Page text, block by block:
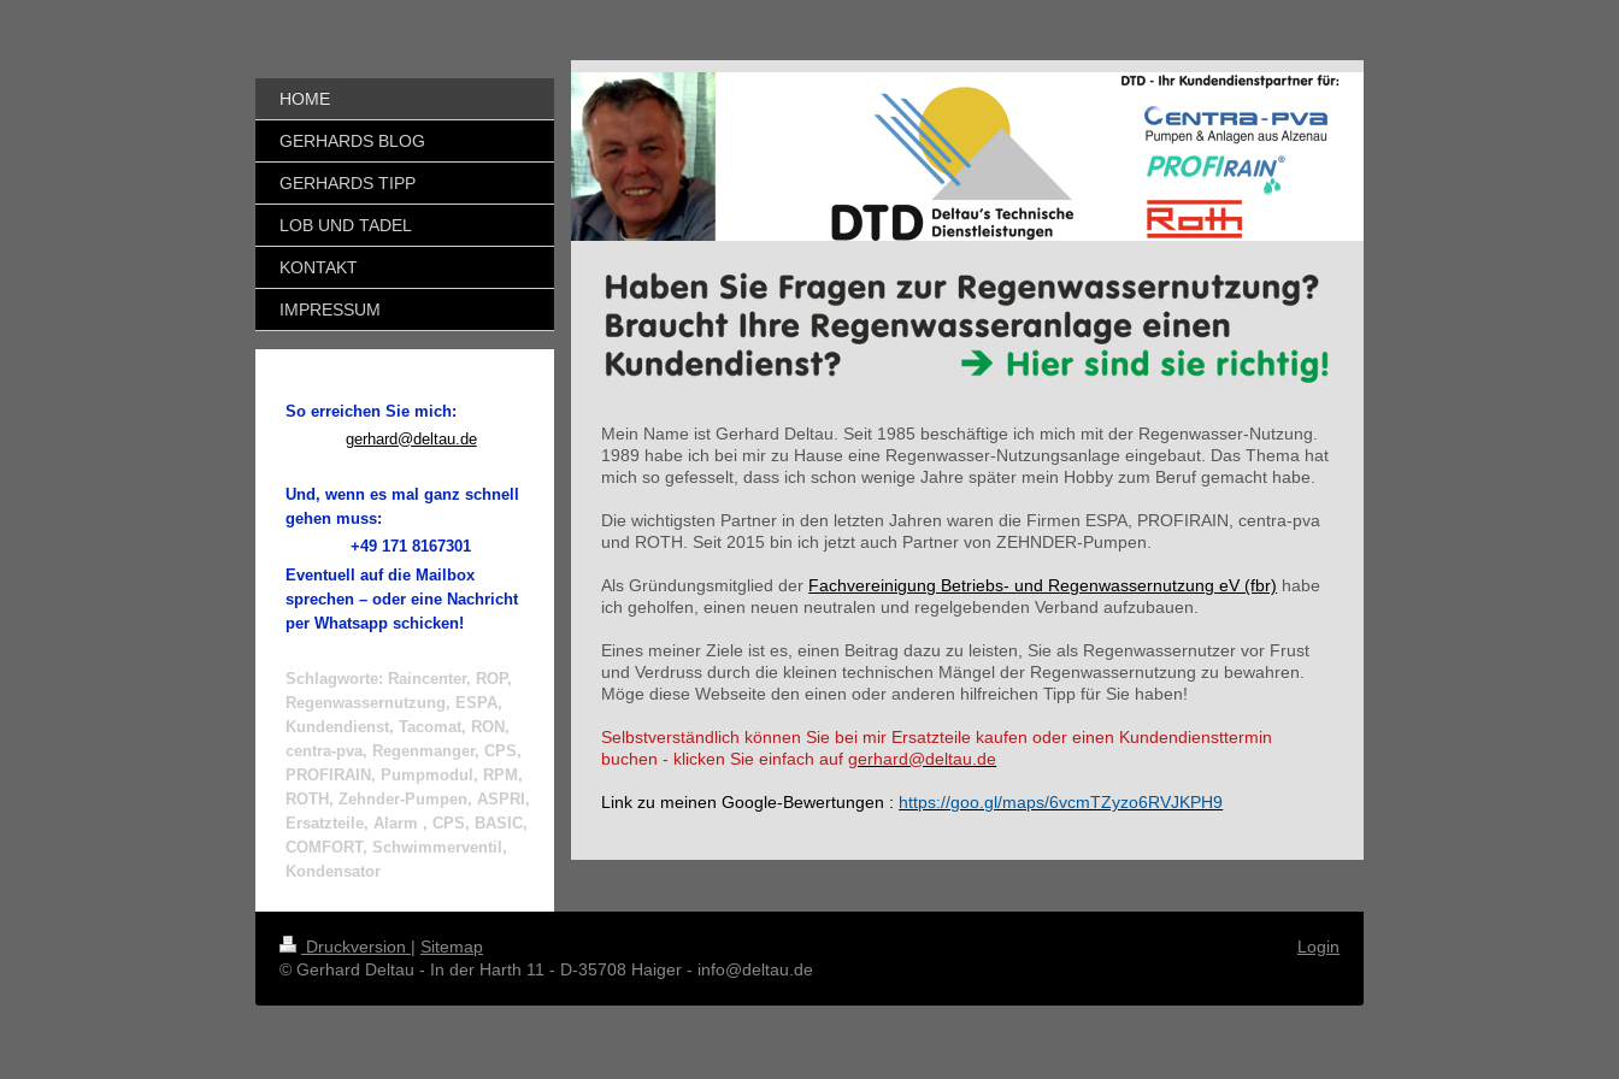
Mein Name ist Gerhard Deltau. Seit 1985 beschäftige ich mich mit der Regenwasser-Nutzung.
1989 habe ich bei mir zu Hause eine Regenwasser-Nutzungsanlage eingebaut. Das Thema hat
mich so gefesselt, dass ich schon wenige Jahre später mein Hobby zum Beruf gemacht habe.
Die wichtigsten Partner in den letzten Jahren waren die Firmen ESPA, PROFIRAIN, centra-pva
und ROTH. Seit 2015 bin ich jetzt auch Partner von ZEHNDER-Pumpen.
Als Gründungsmitglied der Fachvereinigung Betriebs- und Regenwassernutzung eV (fbr) habe
ich geholfen, einen neuen neutralen und regelgebenden Verband aufzubauen.
Eines meiner Ziele ist es, einen Beitrag dazu zu leisten, Sie als Regenwassernutzer vor Frust
und Verdruss durch die kleinen technischen Mängel der Regenwassernutzung zu bewahren.
Möge diese Webseite den einen oder anderen hilfreichen Tipp für Sie haben!
Selbstverständlich können Sie bei mir Ersatzteile kaufen oder einen Kundendiensttermin
buchen - klicken Sie einfach auf gerhard@deltau.de
Link zu meinen Google-Bewertungen : https://goo.gl/maps/6vcmTZyzo6RVJKPH9
HOME
GERHARDS BLOG
GERHARDS TIPP
LOB UND TADEL
KONTAKT
IMPRESSUM
So erreichen Sie mich:
gerhard@deltau.de
Und, wenn es mal ganz schnell
gehen muss:
+49 171 8167301
Eventuell auf die Mailbox
sprechen – oder eine Nachricht
per Whatsapp schicken!
Schlagworte: Raincenter, ROP,
Regenwassernutzung, ESPA,
Kundendienst, Tacomat, RON,
centra-pva, Regenmanger, CPS,
PROFIRAIN, Pumpmodul, RPM,
ROTH, Zehnder-Pumpen, ASPRI,
Ersatzteile, Alarm , CPS, BASIC,
COMFORT, Schwimmerventil,
Kondensator
Druckversion | Sitemap
© Gerhard Deltau - In der Harth 11 - D-35708 Haiger - info@deltau.de
Login